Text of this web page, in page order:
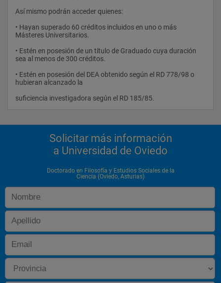
Así mismo podrán acceder quienes:
• Hayan superado 60 créditos incluidos en uno o más
Másteres Universitarios.
• Estén en posesión de un título de Graduado cuya duración
sea al menos de 300 créditos.
• Estén en posesión del DEA obtenido según el RD 778/98 o
hubieran alcanzado la
suficiencia investigadora según el RD 185/85.
Solicitar más información
a Universidad de Oviedo
Doctorado en Filosofía y Estudios Sociales de la
Ciencia (Oviedo, Asturias)